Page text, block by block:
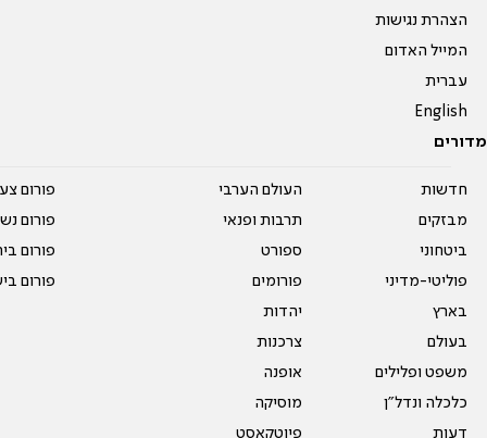
הצהרת נגישות
המייל האדום
עברית
English
מדורים
חדשות
מבזקים
ביטחוני
פוליטי-מדיני
בארץ
בעולם
משפט ופלילים
כלכלה ונדל"ן
דעות
העולם הערבי
תרבות ופנאי
ספורט
פורומים
יהדות
צרכנות
אופנה
מוסיקה
פיוטקאסט
פורום
פורום
פורום
פורום